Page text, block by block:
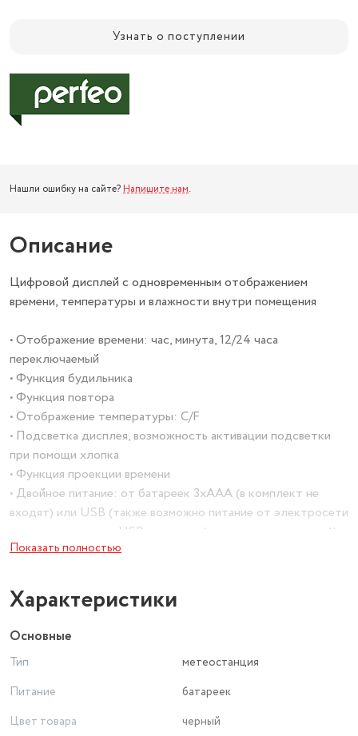
Узнать о поступлении
Нашли ошибку на сайте? Напишите нам.
Описание
Цифровой дисплей с одновременным отображением
времени, температуры и влажности внутри помещения
• Отображение времени: час, минута, 12/24 часа
переключаемый
• Функция будильника
• Функция повтора
• Отображение температуры: С/F
• Подсветка дисплея, возможность активации подсветки
при помощи хлопка
• Функция проекции времени
• Двойное питание: от батареек 3xAAA (в комплект не
входят) или USB (также возможно питание от электросети
при использовании USB адаптера (в комплект не входит))
• Размер часов 30х170х80 мм
Показать полностью
Характеристики
Основные
Тип
метеостанция
Питание
батареек
Цвет товара
черный